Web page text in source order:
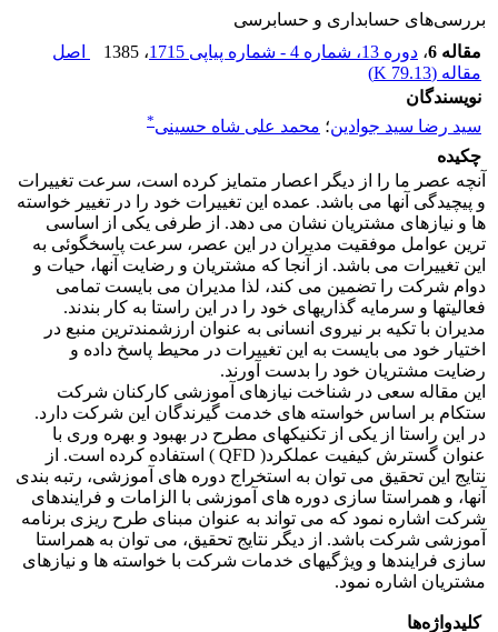
بررسی‏‌های حسابداری و حسابرسی
مقاله 6
، دوره 13، شماره 4 - شماره پیاپی 1715 ، 1385
اصل
مقاله (79.13 K
)
نویسندگان
سید رضا سید جوادین؛ محمد علی شاه حسینی*
چکیده
آنچه عصر ما را از دیگر اعصار متمایز کرده است، سرعت تغییرات
و پیچیدگی آنها می باشد. عمده این تغییرات خود را در تغییر خواسته
ها و نیازهای مشتریان نشان می دهد. از طرفی یکی از اساسی
ترین عوامل موفقیت مدیران در این عصر، سرعت پاسخگوئی به
این تغییرات می باشد. از آنجا که مشتریان و رضایت آنها، حیات و
دوام شرکت را تضمین می کند، لذا مدیران می بایست تمامی
فعالیتها و سرمایه گذاریهای خود را در این راستا به کار بندند.
مدیران با تکیه بر نیروی انسانی به عنوان ارزشمندترین منبع در
اختیار خود می بایست به این تغییرات در محیط پاسخ داده و
رضایت مشتریان خود را بدست آورند.
این مقاله سعی در شناخت نیازهای آموزشی کارکنان شرکت
ستکام بر اساس خواسته های خدمت گیرندگان این شرکت دارد.
در این راستا از یکی از تکنیکهای مطرح در بهبود و بهره وری با
عنوان گسترش کیفیت عملکرد( QFD ) استفاده کرده است. از
نتایج این تحقیق می توان به استخراج دوره های آموزشی، رتبه بندی
آنها، و همراستا سازی دوره های آموزشی با الزامات و فرایندهای
شرکت اشاره نمود که می تواند به عنوان مبنای طرح ریزی برنامه
آموزشی شرکت باشد. از دیگر نتایج تحقیق، می توان به همراستا
سازی فرایندها و ویژگیهای خدمات شرکت با خواسته ها و نیازهای
مشتریان اشاره نمود.
کلیدواژه‌ها